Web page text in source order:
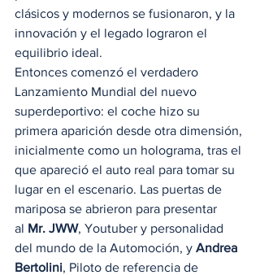
clásicos y modernos se fusionaron, y la
innovación y el legado lograron el
equilibrio ideal.
Entonces comenzó el verdadero
Lanzamiento Mundial del nuevo
superdeportivo: el coche hizo su
primera aparición desde otra dimensión,
inicialmente como un holograma, tras el
que apareció el auto real para tomar su
lugar en el escenario. Las puertas de
mariposa se abrieron para presentar
al Mr. JWW, Youtuber y personalidad
del mundo de la Automoción, y Andrea
Bertolini, Piloto de referencia de